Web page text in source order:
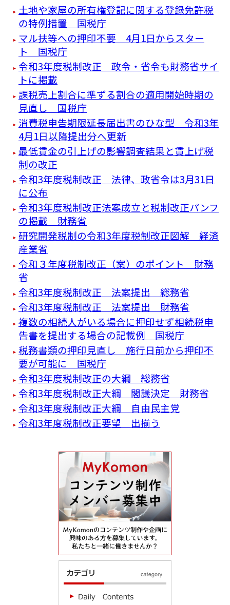
土地や家屋の所有権登記に関する登録免許税
の特例措置 国税庁
マル扶等への押印不要 4月1日からスター
ト 国税庁
令和3年度税制改正 政令・省令も財務省サイ
トに掲載
課税売上割合に準ずる割合の適用開始時期の
見直し 国税庁
消費税申告期限延長届出書のひな型 令和3年
4月1日以降提出分へ更新
最低賃金の引上げの影響調査結果と賃上げ税
制の改正
令和3年度税制改正 法律、政省令は3月31日
に公布
令和3年度税制改正法案成立と税制改正パンフ
の掲載 財務省
研究開発税制の令和3年度税制改正図解 経済
産業省
令和３年度税制改正（案）のポイント 財務
省
令和3年度税制改正 法案提出 総務省
令和3年度税制改正 法案提出 財務省
複数の相続人がいる場合に押印せず相続税申
告書を提出する場合の記載例 国税庁
税務書類の押印見直し 施行日前から押印不
要が可能に 国税庁
令和3年度税制改正の大綱 総務省
令和3年度税制改正大綱 閣議決定 財務省
令和3年度税制改正大綱 自由民主党
令和3年度税制改正要望 出揃う